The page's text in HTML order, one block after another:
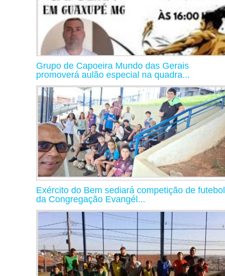
Grupo de Capoeira Mundo das Gerais
promoverá aulão especial na quadra...
Exército do Bem sediará competição de futebol
da Congregação Evangél...